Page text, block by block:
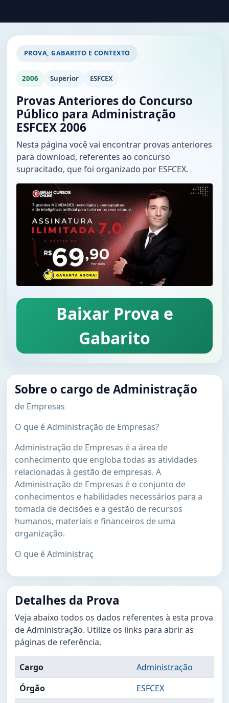
PROVA, GABARITO E CONTEXTO
2006 Superior ESFCEX
Provas Anteriores do Concurso
Público para Administração
ESFCEX 2006
Nesta página você vai encontrar provas anteriores
para download, referentes ao concurso
supracitado, que foi organizado por ESFCEX.
Baixar Prova e
Gabarito
Sobre o cargo de Administração
de Empresas
O que é Administração de Empresas?
Administração de Empresas é a área de
conhecimento que engloba todas as atividades
relacionadas à gestão de empresas. A
Administração de Empresas é o conjunto de
conhecimentos e habilidades necessários para a
tomada de decisões e a gestão de recursos
humanos, materiais e financeiros de uma
organização.
O que é Administraç
Detalhes da Prova
Veja abaixo todos os dados referentes à esta prova
de Administração. Utilize os links para abrir as
páginas de referência.
Cargo
Administração
Órgão
ESFCEX